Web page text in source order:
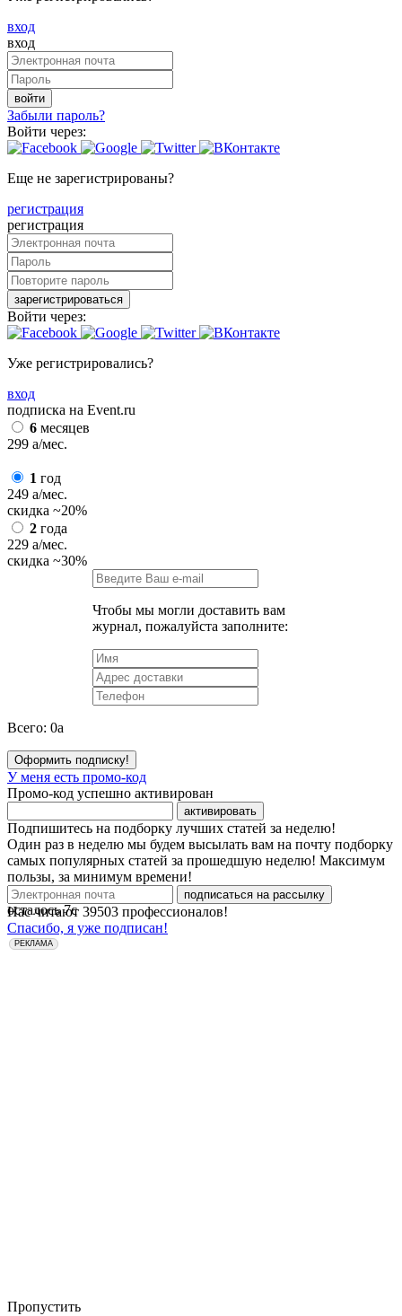
вход
вход
войти
Забыли пароль?
Войти через:
Еще не зарегистрированы?
регистрация
регистрация
зарегистрироваться
Войти через:
Уже регистрировались?
вход
подписка на Event.ru
6 месяцев
299 a/мес.
1 год
249 a/мес.
скидка ~20%
2 года
229 a/мес.
скидка ~30%
Чтобы мы могли доставить вам
журнал, пожалуйста заполните:
Всего: 0a
Оформить подписку!
У меня есть промо-код
Промо-код успешно активирован
активировать
Подпишитесь на подборку лучших статей за неделю!
Один раз в неделю мы будем высылать вам на почту подборку
самых популярных статей за прошедшую неделю! Максимум
пользы, за минимум времени!
подписаться на рассылку
Нас читают 39503 профессионалов!
Спасибо, я уже подписан!
осталось7с
Пропустить